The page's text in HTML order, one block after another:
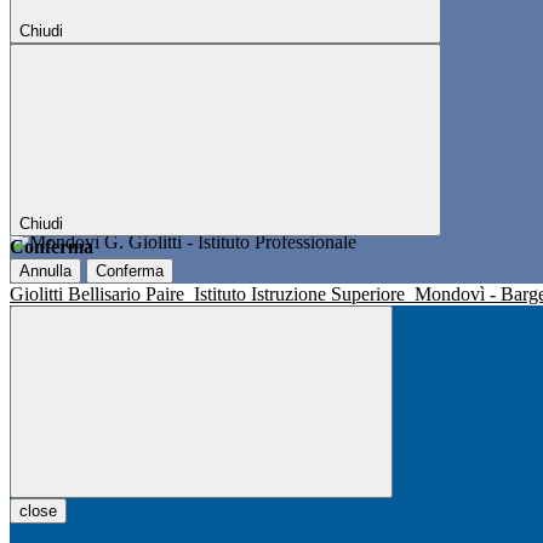
Chiudi
Chiudi
Conferma
Annulla Conferma
Giolitti Bellisario Paire Istituto Istruzione Superiore Mondovì -
close